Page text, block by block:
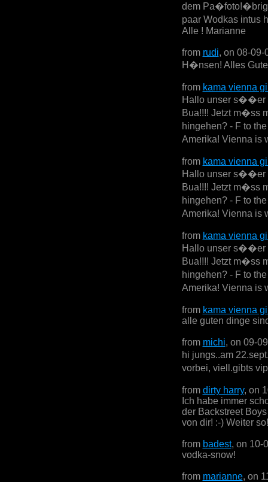
dem
paar Wodkas intus
Alle ! Marianne
from rudi, on 08-09-
H�nsen! Alles
from kama vienna
Hallo unser s��er
Bua!!!! Jetzt m�ss
hingehen? - F to
Amerika! Vienna is
from kama vienna
Hallo unser s��er
Bua!!!! Jetzt m�ss
hingehen? - F to
Amerika! Vienna is
from kama vienna
Hallo unser s��er
Bua!!!! Jetzt m�ss
hingehen? - F to
Amerika! Vienna is
from kama vienna
alle guten dinge
from michi, on 09-
hi jungs..am
vorbei, viell.gibts
from dirty harry, on
Ich habe immer
der Backstreet
von dir! :-) Weiter
from badest, on 10-
vodka-snow!
from marianne, on